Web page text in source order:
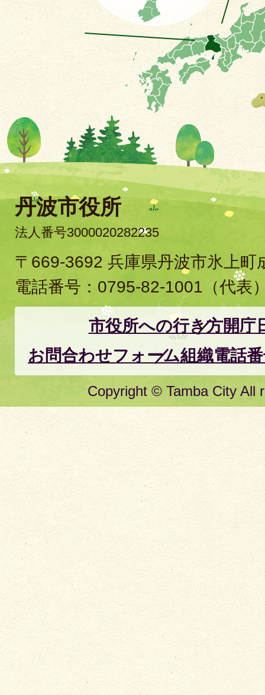
丹波市役所
法人番号3000020282235
〒669-3692 兵庫県丹波市氷上町
電話番号： 0795-82-1001 （代表
市役所への行き方開庁
お問合わせフォーム組織電話
Copyright © Tamba City All